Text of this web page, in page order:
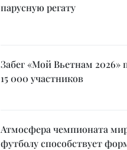
парусную регату
Забег «Мой Вьетнам 2026»
15 000 участников
Атмосфера чемпионата
футболу способствует